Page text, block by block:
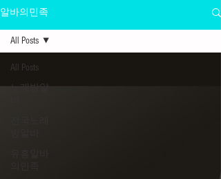
알바의민족
All Posts
노래방알
All Posts